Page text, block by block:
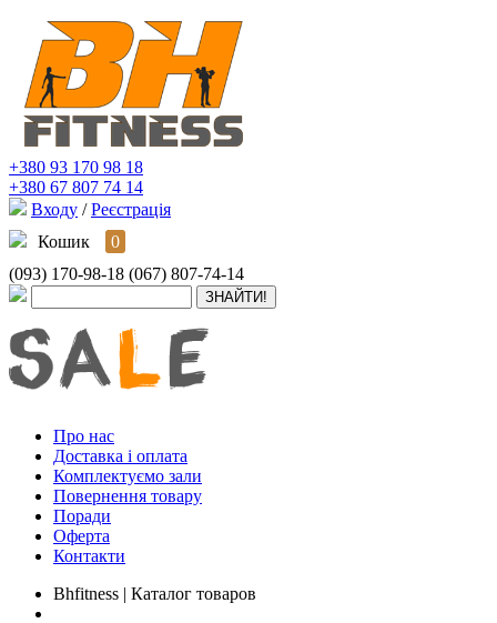
+380 93 170 98 18
+380 67 807 74 14
Входу / Реєстрація
Кошик
0
(093) 170-98-18 (067) 807-74-14
Про нас
Доставка і оплата
Комплектуємо зали
Повернення товару
Поради
Оферта
Контакти
Bhfitness | Каталог товаров